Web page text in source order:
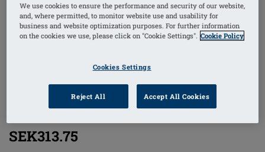
1/6
SEK313.75
We use cookies to ensure the performance and security of our website,
and, where permitted, to monitor website use and usability for
business and website optimization purposes. For further information
on the cookies we use, please click on "Cookie Settings". Cookie Policy
Cookies Settings
Reject All Accept All Cookies